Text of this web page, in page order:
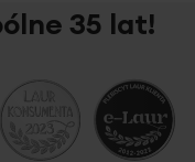
35 lat!